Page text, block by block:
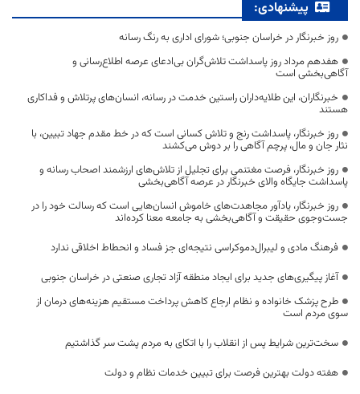
پیشنهادی:
روز خبرنگار در خراسان جنوبی؛ شورای اداری به رنگ رسانه
هفدهم مرداد روز پاسداشت تلاش‌گران بی‌ادعای عرصه اطلاع‌رسانی و
آگاهی‌بخشی است
خبرنگاران، این طلایه‌داران راستین خدمت در رسانه، انسان‌های پرتلاش و فداکاری
هستند
روز خبرنگار، پاسداشت رنج و تلاش کسانی است که در خط مقدم جهاد تبیین، با
نثار جان و مال، پرچم آگاهی را بر دوش می‌کشند
روز خبرنگار، فرصت مغتنمی برای تجلیل از تلاش‌های ارزشمند اصحاب رسانه و
پاسداشت جایگاه والای خبرنگار در عرصه آگاهی‌بخشی
روز خبرنگار، یادآور مجاهدت‌های خاموش انسان‌هایی است که رسالت خود را در
جست‌وجوی حقیقت و آگاهی‌بخشی به جامعه معنا کرده‌اند
فرهنگ مادی و لیبرال‌دموکراسی نتیجه‌ای جز فساد و انحطاط اخلاقی ندارد
آغاز پیگیری‌های جدید برای ایجاد منطقه آزاد تجاری صنعتی در خراسان جنوبی
طرح پزشک خانواده و نظام ارجاع کاهش پرداخت مستقیم هزینه‌های درمان از
سوی مردم است
سخت‌ترین شرایط پس از انقلاب را با اتکای به مردم پشت سر گذاشتیم
هفته دولت بهترین فرصت برای تبیین خدمات نظام و دولت